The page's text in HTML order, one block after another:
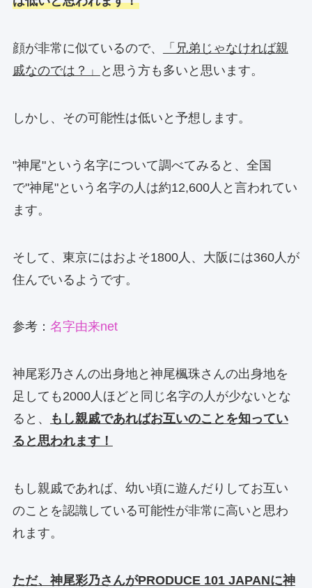
顔が非常に似ているので、
「兄弟じゃなければ親
戚なのでは？」
と思う方も多いと思います。
しかし、その可能性は低いと予想します。
"神尾"という名字について調べてみると、全国
で"神尾"という名字の人は約12,600人と言われてい
ます。
そして、東京にはおよそ1800人、大阪には360人が
住んでいるようです。
参考： 名字由来net
神尾彩乃さんの出身地と神尾楓珠さんの出身地を
足しても2000人ほどと同じ名字の人が少ないとな
ると、
もし親戚であればお互いのことを知ってい
ると思われます！
もし親戚であれば、幼い頃に遊んだりしてお互い
のことを認識している可能性が非常に高いと思わ
れます。
ただ、神尾彩乃さんがPRODUCE 101 JAPANに神